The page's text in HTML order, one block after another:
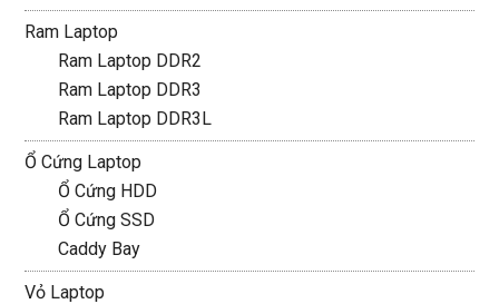
Ram Laptop
Ram Laptop DDR2
Ram Laptop DDR3
Ram Laptop DDR3L
Ổ Cứng Laptop
Ổ Cứng HDD
Ổ Cứng SSD
Caddy Bay
Vỏ Laptop